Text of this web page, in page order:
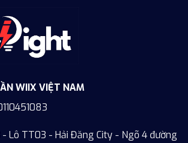
WIIX VIỆT NAM
- Lô TT03 - Hải Đăng City - Ngõ 4 đường